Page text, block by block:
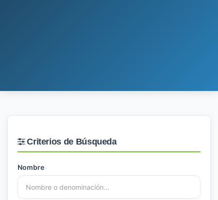
Criterios de Búsqueda
Nombre